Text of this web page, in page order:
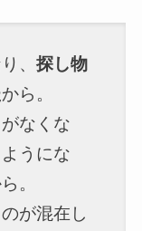
、探し物
から。
なくな
うにな
。
が混在し